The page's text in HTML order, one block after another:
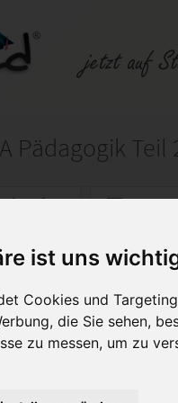
ist uns
Cookies und
die Sie sehen,
zu messen, um zu
Pädagogik Teil
2-0410-A04 für ILS/
Mitstudierende,
ihr meine